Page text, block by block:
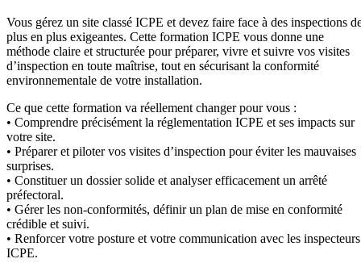
Vous gérez un site classé ICPE et devez faire face à des inspections
plus en plus exigeantes. Cette formation ICPE vous donne une
méthode claire et structurée pour préparer, vivre et suivre vos visites
d’inspection en toute maîtrise, tout en sécurisant la conformité
environnementale de votre installation.
Ce que cette formation va réellement changer pour vous :
• Comprendre précisément la réglementation ICPE et ses impacts sur
votre site.
• Préparer et piloter vos visites d’inspection pour éviter les mauvaises
surprises.
• Constituer un dossier solide et analyser efficacement un arrêté
préfectoral.
• Gérer les non-conformités, définir un plan de mise en conformité
crédible et suivi.
• Renforcer votre posture et votre communication avec les inspecteurs
ICPE.